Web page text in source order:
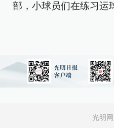
部，小球员们在练习运
光明